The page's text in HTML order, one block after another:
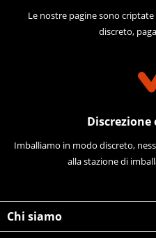
Le nostre pagine sono
discreto,
Imballiamo in modo discreto,
alla stazione di
Chi siamo